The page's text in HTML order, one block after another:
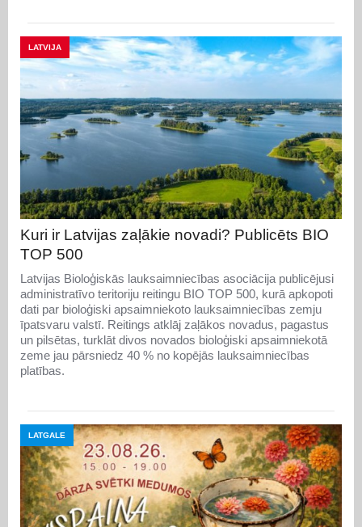
LATVIJA
Kuri ir Latvijas zaļākie novadi? Publicēts BIO
TOP 500
Latvijas Bioloģiskās lauksaimniecības asociācija publicējusi
administratīvo teritoriju reitingu BIO TOP 500, kurā apkopoti
dati par bioloģiski apsaimniekoto lauksaimniecības zemju
īpatsvaru valstī. Reitings atklāj zaļākos novadus, pagastus
un pilsētas, turklāt divos novados bioloģiski apsaimniekotā
zeme jau pārsniedz 40 % no kopējās lauksaimniecības
platības.
LATGALE